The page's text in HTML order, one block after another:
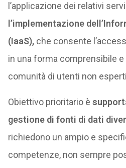
l’applicazione dei relativi
l’implementazione
(IaaS),che consente
in una forma comprensibile
comunità di utenti non
Obiettivo prioritario è
gestione di fonti di dati
richiedono un ampio e
competenze, non sempre